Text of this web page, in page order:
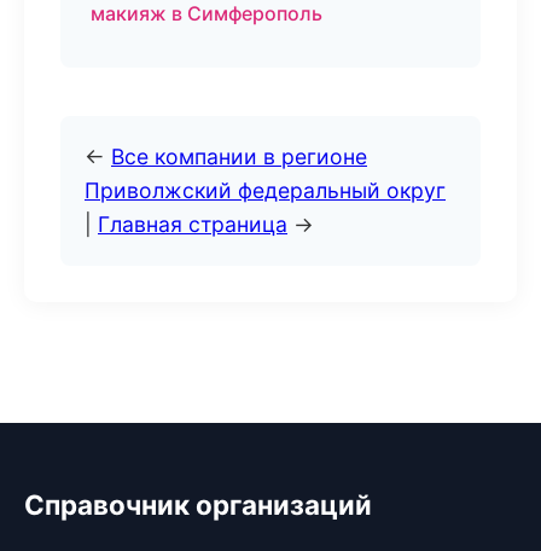
макияж в Симферополь
← Все компании в регионе
Приволжский федеральный округ
Главная страница →
Справочник организаций